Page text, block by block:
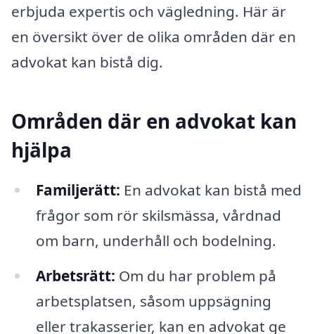
erbjuda expertis och vägledning. Här är
en översikt över de olika områden där en
advokat kan bistå dig.
Områden där en advokat kan
hjälpa
Familjerätt: En advokat kan bistå med
frågor som rör skilsmässa, vårdnad
om barn, underhåll och bodelning.
Arbetsrätt: Om du har problem på
arbetsplatsen, såsom uppsägning
eller trakasserier, kan en advokat ge